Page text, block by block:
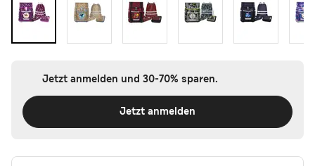
Jetzt anmelden und 30-70% sparen.
Jetzt anmelden